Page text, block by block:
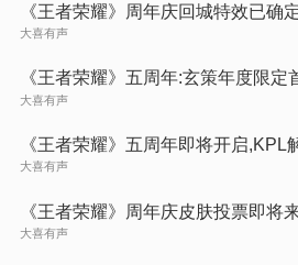
大喜有声
大喜有声
大喜有声
大喜有声